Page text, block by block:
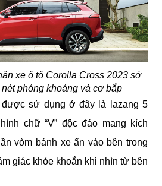
xe ô tô Corolla Cross 2023 sở
phóng khoáng và cơ bắp
được sử dụng ở đây là lazang 5
chữ “V” độc đáo mang kích
vòm bánh xe ẩn vào bên trong
giác khỏe khoắn khi nhìn từ bên